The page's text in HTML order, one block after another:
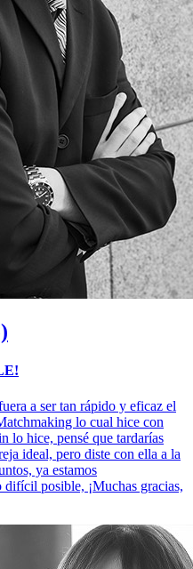
a ser tan rápido y eficaz el
lo cual hice con
lo hice, pensé que tardarías
ideal, pero diste con ella a la
ya estamos
posible, ¡Muchas gracias,